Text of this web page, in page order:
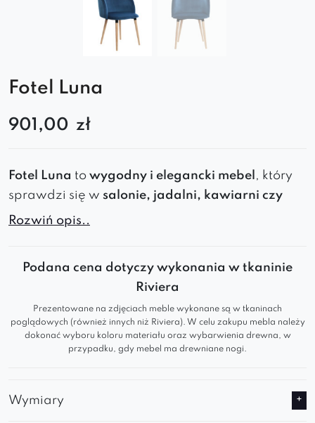
Fotel Luna
901,00 zł
Fotel Luna to wygodny i elegancki mebel , który
sprawdzi się w salonie, jadalni, kawiarni czy
biurze. Zapewnia
Charakterystycznym elementem tego fotela
Oparcie doskonale dopasowuje się do
pleców.
Siedzisko należy donajwygodniejszych
Szeroki wybór kolorów tkanin
Rozwiń opis..
Podana cena dotyczy wykonania w tkaninie
Riviera
Prezentowane na zdjęciach meble wykonane są w tkaninach
poglądowych (również innych niż Riviera). W celu zakupu mebla należy
dokonać wyboru koloru materiału oraz wybarwienia drewna, w
przypadku, gdy mebel ma drewniane nogi.
Wymiary